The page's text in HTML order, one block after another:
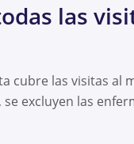
las
cubre las visitas
excluyen las